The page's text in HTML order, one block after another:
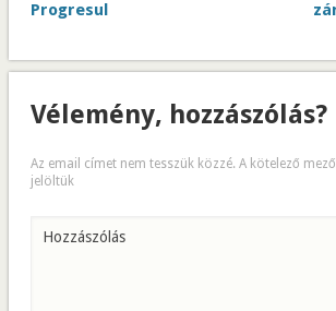
Progresul
Vélemény, hozzászólás?
Az email címet nem tesszük közzé. A kötelező
jelöltük
Hozzászólás